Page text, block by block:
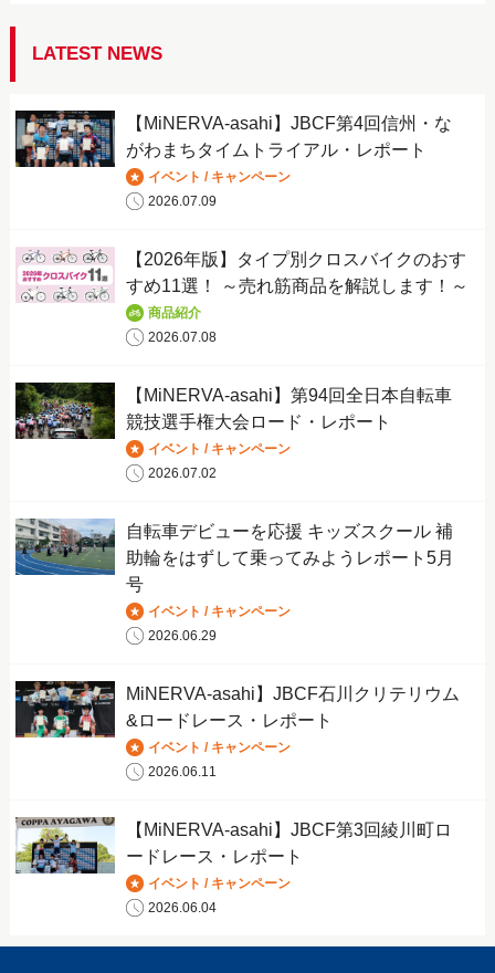
LATEST NEWS
【MiNERVA-asahi】JBCF第4回信州・な
がわまちタイムトライアル・レポート
イベント / キャンペーン
2026.07.09
【2026年版】タイプ別クロスバイクのおす
すめ11選！ ～売れ筋商品を解説します！～
商品紹介
2026.07.08
【MiNERVA-asahi】第94回全日本自転車
競技選手権大会ロード・レポート
イベント / キャンペーン
2026.07.02
自転車デビューを応援 キッズスクール 補
助輪をはずして乗ってみようレポート5月
号
イベント / キャンペーン
2026.06.29
MiNERVA-asahi】JBCF石川クリテリウム
&ロードレース・レポート
イベント / キャンペーン
2026.06.11
【MiNERVA-asahi】JBCF第3回綾川町ロ
ードレース・レポート
イベント / キャンペーン
2026.06.04